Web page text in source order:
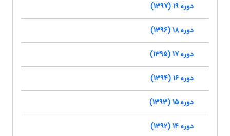
دوره 19 (1397)
دوره 18 (1396)
دوره 17 (1395)
دوره 16 (1394)
دوره 15 (1393)
دوره 14 (1392)